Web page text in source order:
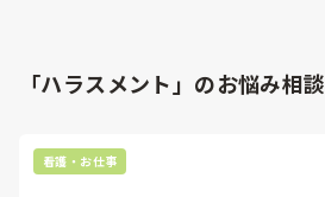
「ハラスメント」のお悩み相談
看護・お仕事